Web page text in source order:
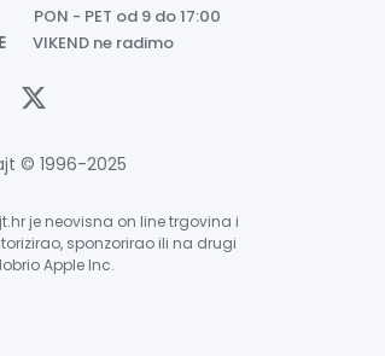
PON - PET od 9 do 17:00
VIKEND ne radimo
© 1996-2025
je neovisna on line trgovina i
sponzorirao ili na drugi
Apple Inc.